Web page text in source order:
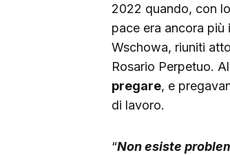
2022 quando, con
pace era ancora
Wschowa, riuniti
Rosario Perpetuo.
pregare, e
di lavoro.
“Non esiste